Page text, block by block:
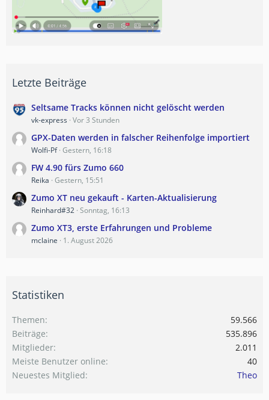
Letzte Beiträge
Seltsame Tracks können nicht gelöscht werden
vk-express Vor 3 Stunden
GPX-Daten werden in falscher Reihenfolge importiert
Wolfi-Pf Gestern, 16:18
FW 4.90 fürs Zumo 660
Reika Gestern, 15:51
Zumo XT neu gekauft - Karten-Aktualisierung
Reinhard#32 Sonntag, 16:13
Zumo XT3, erste Erfahrungen und Probleme
mclaine 1. August 2026
Statistiken
Themen
59.566
Beiträge
535.896
Mitglieder
2.011
Meiste Benutzer online
40
Neuestes Mitglied
Theo